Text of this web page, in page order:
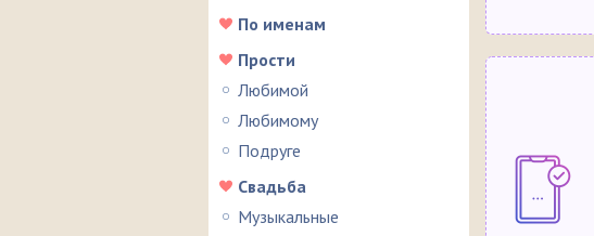
По именам
Прости
Любимой
Любимому
Подруге
Свадьба
Музыкальные